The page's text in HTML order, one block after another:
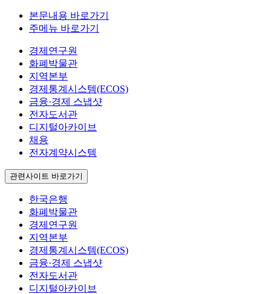
본문내용 바로가기
주메뉴 바로가기
경제연구원
화폐박물관
지역본부
경제통계시스템(ECOS)
금융·경제 스냅샷
전자도서관
디지털아카이브
채용
전자계약시스템
관련사이트 바로가기
한국은행
화폐박물관
경제연구원
지역본부
경제통계시스템(ECOS)
금융·경제 스냅샷
전자도서관
디지털아카이브